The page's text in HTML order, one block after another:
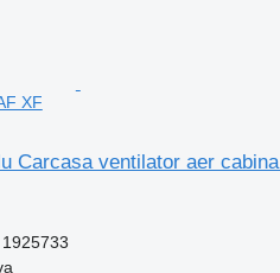
XF
Carcasa ventilator aer